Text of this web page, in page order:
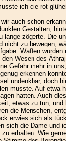
ich die rot
auch schon
Gestalten,
lange zögerte. Die
nicht zu bewegen,
Waffen
Wesen des
Gefahr mehr in
erkennen
undenkbar, doch
musste. Auf etwa
hatten. Auch
etwas zu tun,
die Menschen,
erwies sich als
sich die Dame und
erhalten. Wie